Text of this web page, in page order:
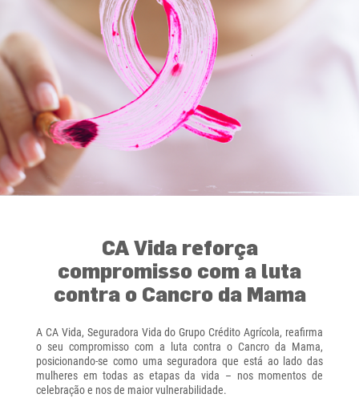
CA Vida reforça
compromisso com a luta
contra o Cancro da Mama
A CA Vida, Seguradora Vida do Grupo Crédito Agrícola, reafirma
o seu compromisso com a luta contra o Cancro da Mama,
posicionando-se como uma seguradora que está ao lado das
mulheres em todas as etapas da vida – nos momentos de
celebração e nos de maior vulnerabilidade.